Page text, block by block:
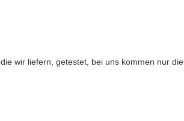
die wir liefern, getestet, bei uns kommen nur die